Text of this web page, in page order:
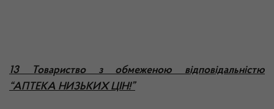
13 Товариство з обмеженою відповідальністю
“АПТЕКА НИЗЬКИХ ЦІН!”